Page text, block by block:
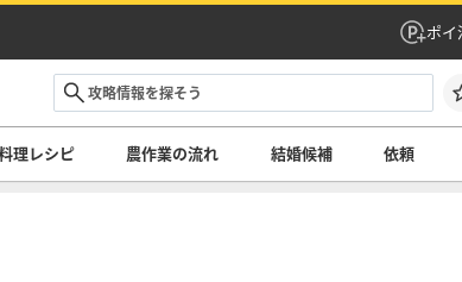
ポイ
理レシピ 農作業の流れ 結婚候補 依頼